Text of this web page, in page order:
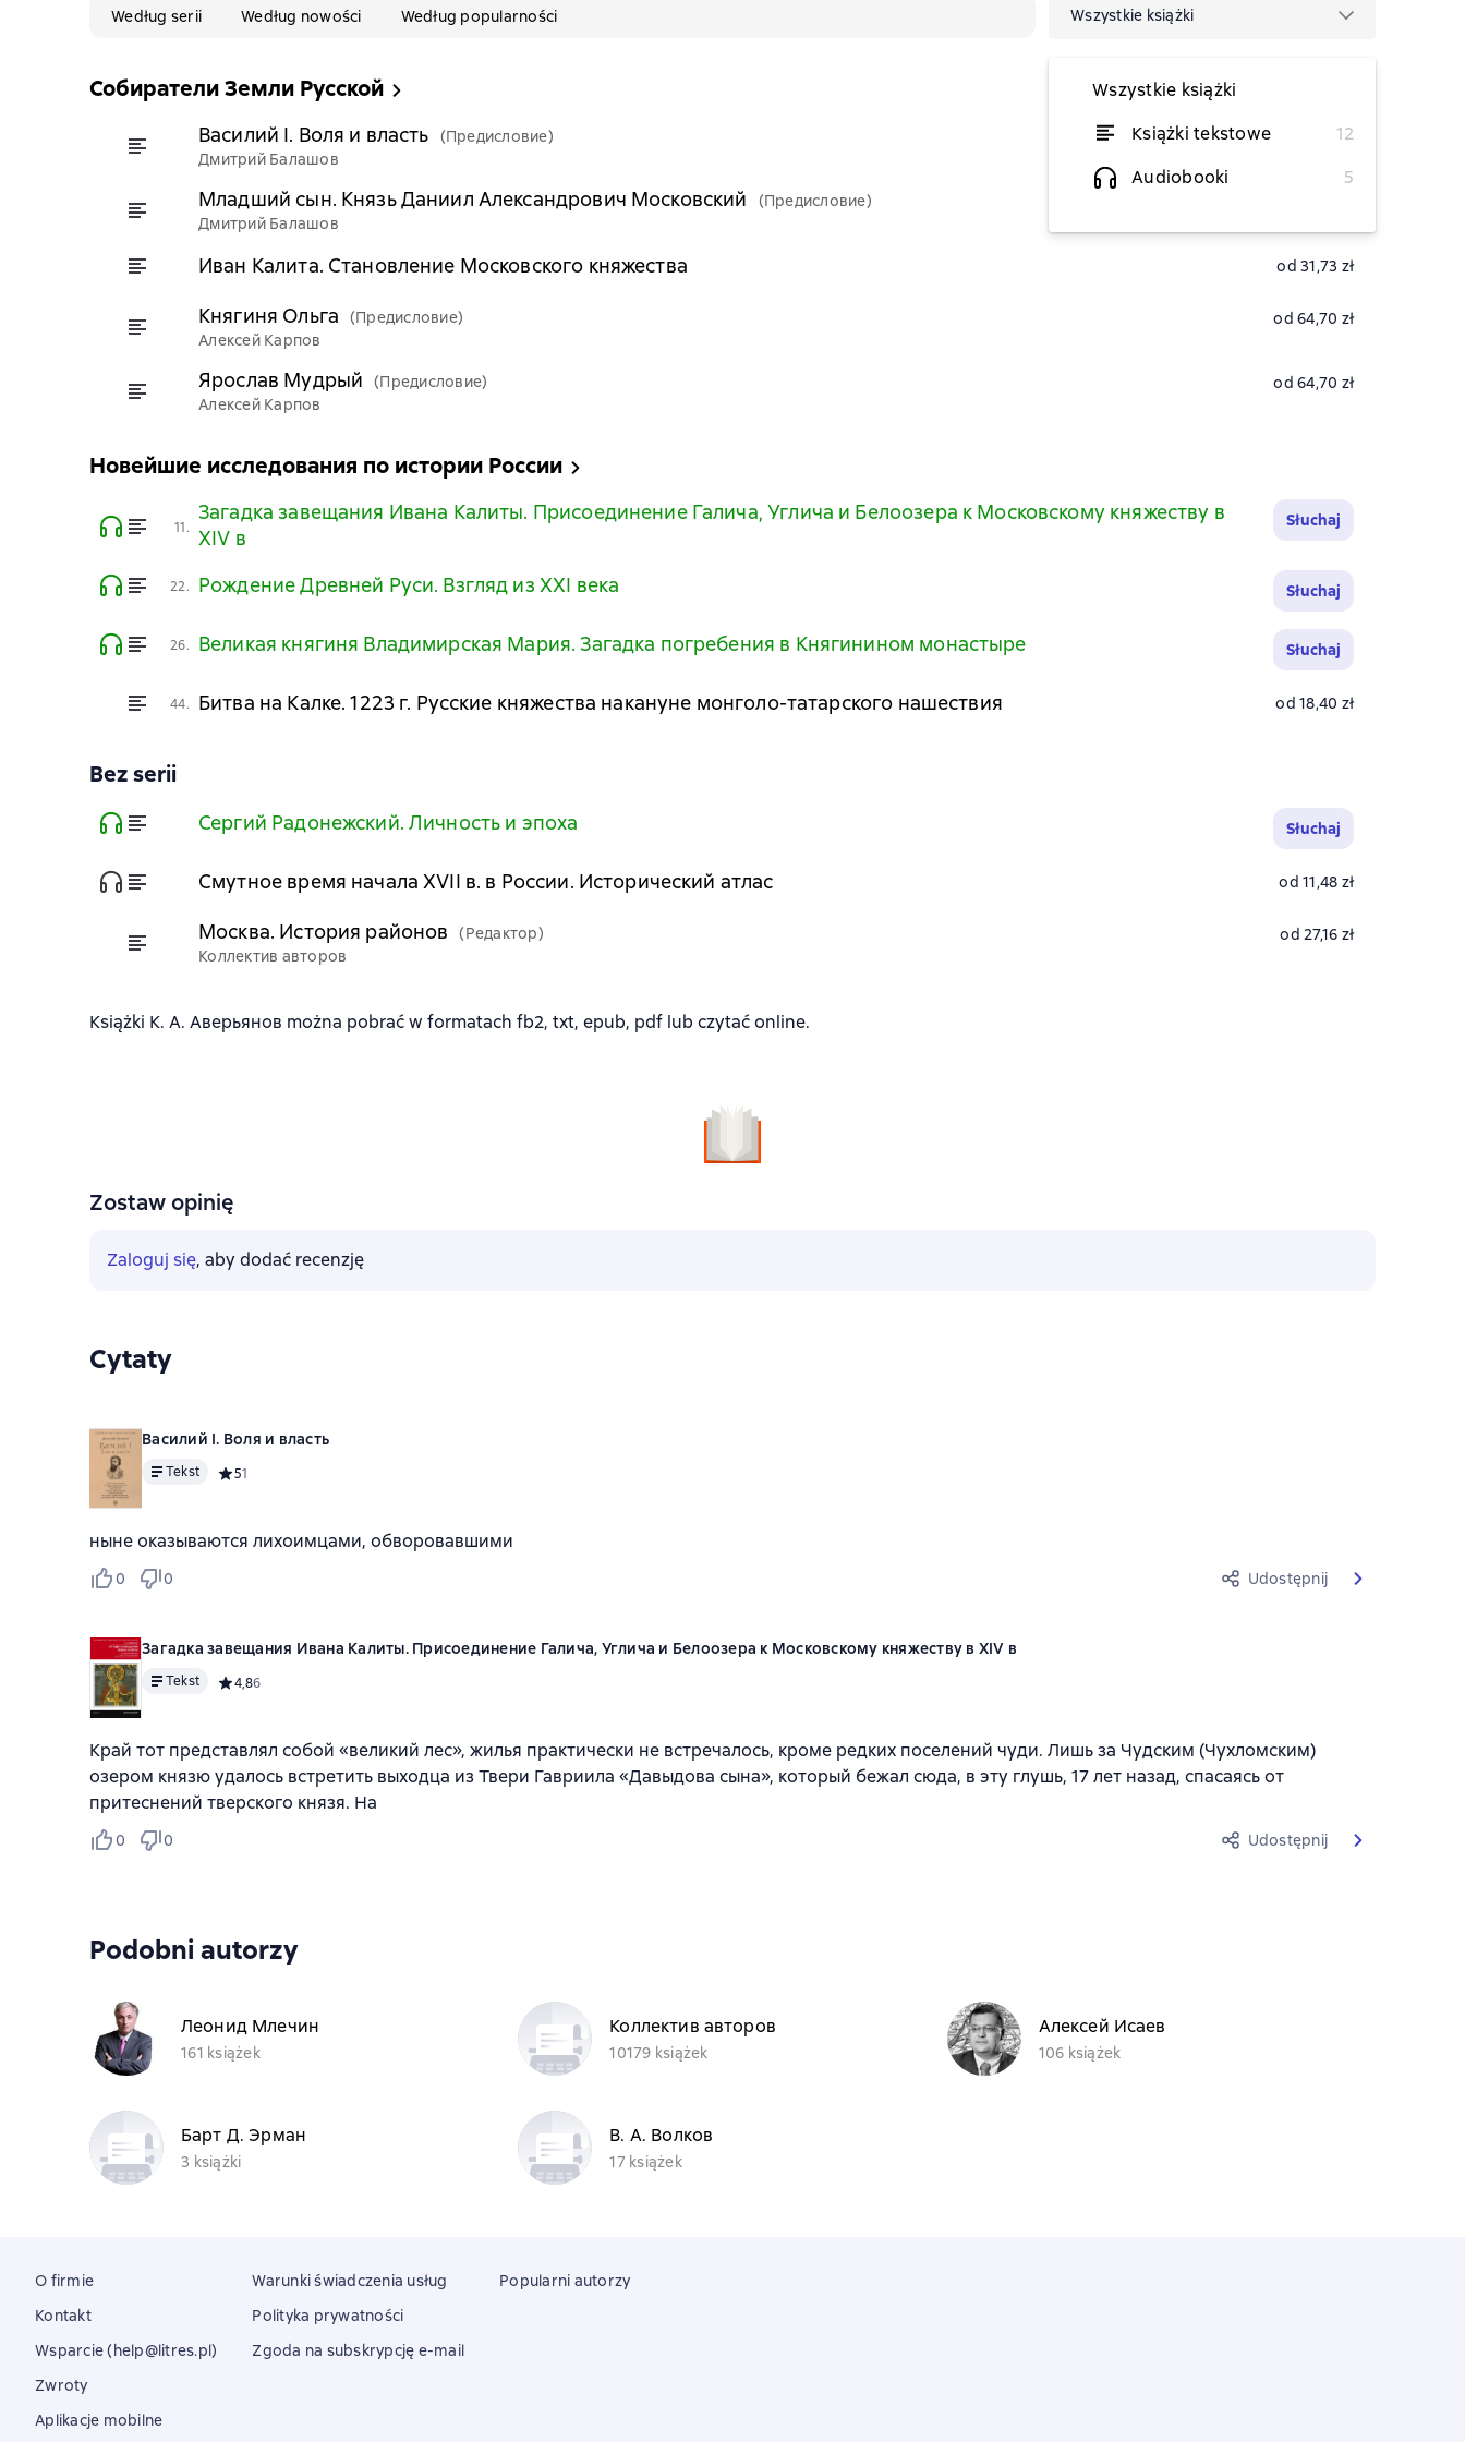
Według serii Według nowości Według popularności Wszystkie książki
Wszystkie książki
Książki tekstowe
12
Audiobooki
5
Собиратели Земли Русской
Василий I. Воля и власть
(Предисловие)
Дмитрий Балашов
od 28,82 zł
Младший сын. Князь Даниил Александрович Московский
(Предисловие)
Дмитрий Балашов
Иван Калита. Становление Московского княжества od 31,73 zł
Княгиня Ольга
(Предисловие)
Алексей Карпов
od 64,70 zł
Ярослав Мудрый
(Предисловие)
Алексей Карпов
od 64,70 zł
Новейшие исследования по истории России
11.
Загадка завещания Ивана Калиты. Присоединение Галича, Углича и Белоозера к Московскому княжеству в
XIV в
Słuchaj
22. Рождение Древней Руси. Взгляд из XXI века Słuchaj
26. Великая княгиня Владимирская Мария. Загадка погребения в Княгинином монастыре Słuchaj
44. Битва на Калке. 1223 г. Русские княжества накануне монголо-татарского нашествия od 18,40 zł
Bez serii
Сергий Радонежский. Личность и эпоха Słuchaj
Смутное время начала XVII в. в России. Исторический атлас od 11,48 zł
Москва. История районов
(Редактор)
Коллектив авторов
od 27,16 zł
Książki К. А. Аверьянов można pobrać w formatach fb2, txt, epub, pdf lub czytać online.
Zostaw opinię
Zaloguj się, aby dodać recenzję
Cytaty
Василий I. Воля и власть
Tekst Средний рейтинг 5 на основе 1 оценок
51
ныне оказываются лихоимцами, обворовавшими
0 0 Udostępnij
Загадка завещания Ивана Калиты. Присоединение Галича, Углича и Белоозера к Московскому княжеству в XIV в
Tekst Средний рейтинг 4,8 на основе 6 оценок
4,86
Край тот представлял собой «великий лес», жилья практически не встречалось, кроме редких поселений чуди. Лишь за Чудским (Чухломским)
озером князю удалось встретить выходца из Твери Гавриила «Давыдова сына», который бежал сюда, в эту глушь, 17 лет назад, спасаясь от
притеснений тверского князя. На
0 0 Udostępnij
Podobni autorzy
Леонид Млечин
161 książek
Коллектив авторов
10179 książek
Алексей Исаев
106 książek
Барт Д. Эрман
3 książki
В. А. Волков
17 książek
O firmie
Kontakt
Wsparcie (help@litres.pl)
Zwroty
Aplikacje mobilne
Warunki świadczenia usług
Polityka prywatności
Zgoda na subskrypcję e-mail
Popularni autorzy